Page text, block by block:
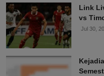
Link
vs
Jul 30,